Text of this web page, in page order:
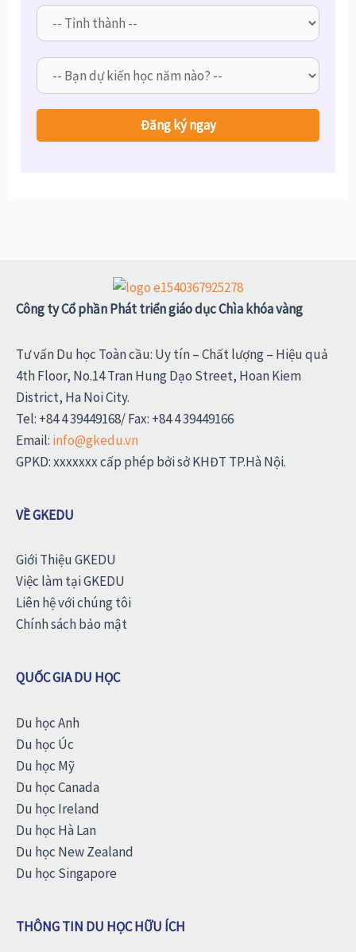
Công ty Cổ phần Phát triển giáo dục Chìa khóa vàng
Tư vấn Du học Toàn cầu: Uy tín – Chất lượng – Hiệu quả
4th Floor, No.14 Tran Hung Dạo Street, Hoan Kiem
District, Ha Noi City.
Tel: +84 4 39449168/ Fax: +84 4 39449166
Email: info@gkedu.vn
GPKD: xxxxxxx cấp phép bởi sở KHĐT TP.Hà Nội.
VỀ GKEDU
Giới Thiệu GKEDU
Việc làm tại GKEDU
Liên hệ với chúng tôi
Chính sách bảo mật
QUỐC GIA DU HỌC
Du học Anh
Du học Úc
Du học Mỹ
Du học Canada
Du học Ireland
Du học Hà Lan
Du học New Zealand
Du học Singapore
THÔNG TIN DU HỌC HỮU ÍCH